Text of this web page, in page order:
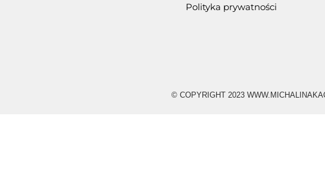
Polityka prywatności
© COPYRIGHT 2023